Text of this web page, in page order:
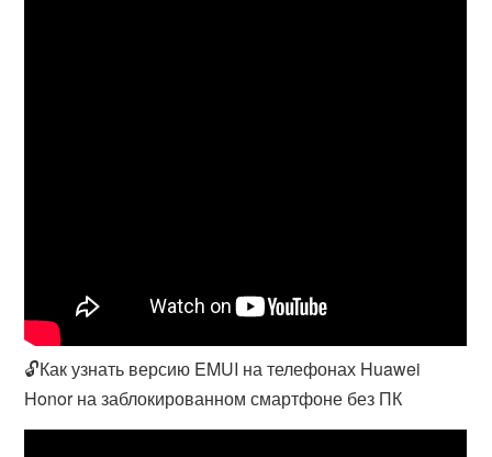
🔓Как узнать версию EMUI на телефонах Huawei
Honor на заблокированном смартфоне без ПК